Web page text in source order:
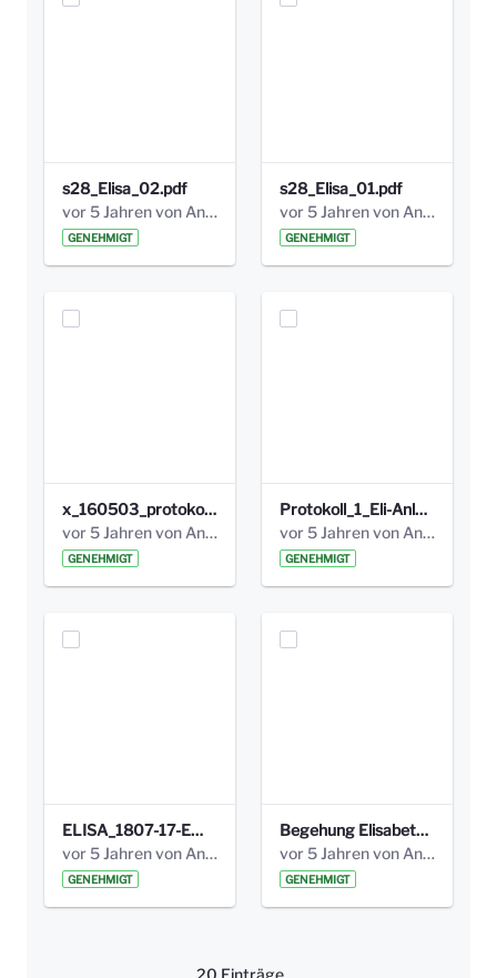
s28_Elisa_02.pdf
vor 5 Jahren von Anni Schlumberger
GENEHMIGT
s28_Elisa_01.pdf
vor 5 Jahren von Anni Schlumberger
GENEHMIGT
x_160503_protokoll_infoabend.pdf
vor 5 Jahren von Anni Schlumberger
GENEHMIGT
Protokoll_1_Eli-Anlage_final.pdf
vor 5 Jahren von Anni Schlumberger
GENEHMIGT
ELISA_1807-17-EW_BEZIRK-kl_compressed.pdf
vor 5 Jahren von Anni Schlumberger
GENEHMIGT
Begehung Elisabethenanlage 1.8.17_Protokoll .pdf
vor 5 Jahren von Anni Schlumberger
GENEHMIGT